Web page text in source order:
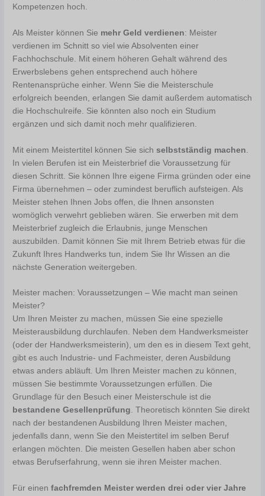
Kompetenzen hoch.
Als Meister können Sie mehr Geld verdienen: Meister
verdienen im Schnitt so viel wie Absolventen einer
Fachhochschule. Mit einem höheren Gehalt während des
Erwerbslebens gehen entsprechend auch höhere
Rentenansprüche einher. Wenn Sie die Meisterschule
erfolgreich beenden, erlangen Sie damit außerdem automatisch
die Hochschulreife. Sie könnten also noch ein Studium
ergänzen und sich damit noch mehr qualifizieren.
Mit einem Meistertitel können Sie sichselbstständig machen
In vielen Berufen ist ein Meisterbrief die Voraussetzung für
diesen Schritt. Sie können Ihre eigene Firma gründen oder eine
Firma übernehmen – oder zumindest beruflich aufsteigen. Als
Meister stehen Ihnen Jobs offen, die Ihnen ansonsten
womöglich verwehrt geblieben wären. Sie erwerben mit dem
Meisterbrief zugleich die Erlaubnis, junge Menschen
auszubilden. Damit können Sie mit Ihrem Betrieb etwas für die
Zukunft Ihres Handwerks tun, indem Sie Ihr Wissen an die
nächste Generation weitergeben.
Meister machen: Voraussetzungen – Wie macht man seinen
Meister?
Um Ihren Meister zu machen, müssen Sie eine spezielle
Meisterausbildung durchlaufen. Neben dem Handwerksmeister
(oder der Handwerksmeisterin), um den es in diesem Text geht,
gibt es auch Industrie- und Fachmeister, deren Ausbildung
etwas anders abläuft. Um Ihren Meister machen zu können,
müssen Sie bestimmte Voraussetzungen erfüllen. Die
Grundlage für den Besuch einer Meisterschule ist die
bestandene Gesellenprüfung. Theoretisch könnten Sie direkt
nach der bestandenen Ausbildung Ihren Meister machen,
jedenfalls dann, wenn Sie den Meistertitel im selben Beruf
erlangen möchten. Die meisten Gesellen haben aber schon
etwas Berufserfahrung, wenn sie ihren Meister machen.
Für einenfachfremden Meister werden drei oder vier Jahre